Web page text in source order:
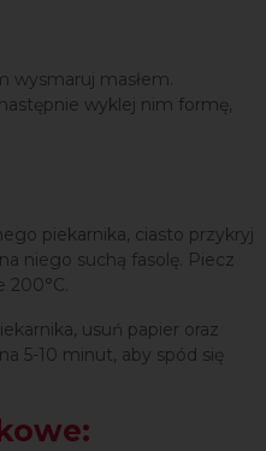
wysmaruj masłem.
wyklej nim formę,
piekarnika, ciasto przykryj
niego suchą fasolę. Piecz
usuń papier oraz
5-10 minut, aby spód się